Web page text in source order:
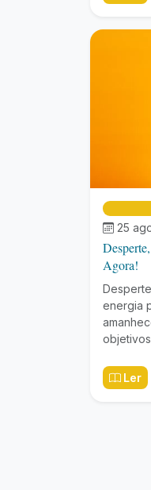
25
Agora!
energia
Ler